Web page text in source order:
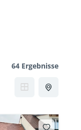
64 Ergebnisse